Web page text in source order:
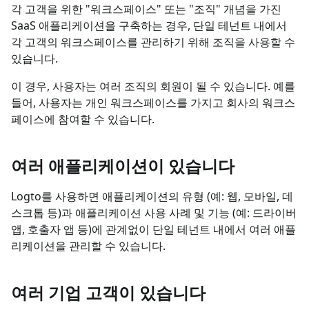
각 고객을 위한 "워크스페이스" 또는 "조직" 개념을 가진
SaaS 애플리케이션을 구축하는 경우, 단일 테넌트 내에서
각 고객의 워크스페이스를 관리하기 위해 조직을 사용할 수
있습니다.
이 경우, 사용자는 여러 조직의 회원이 될 수 있습니다. 예를
들어, 사용자는 개인 워크스페이스를 가지고 회사의 워크스
페이스에 참여할 수 있습니다.
여러 애플리케이션이 있습니다
Logto를 사용하면 애플리케이션의 유형 (예: 웹, 모바일, 데
스크톱 등)과 애플리케이션 사용 사례 및 기능 (예: 드라이버
앱, 호출자 앱 등)에 관계없이 단일 테넌트 내에서 여러 애플
리케이션을 관리할 수 있습니다.
여러 기업 고객이 있습니다